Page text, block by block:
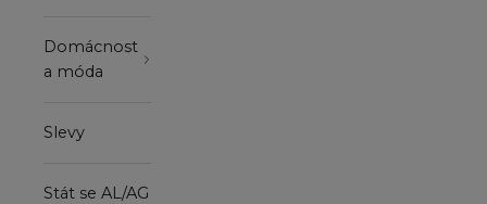
Domácnost
a móda
Slevy
Stát se AL/AG